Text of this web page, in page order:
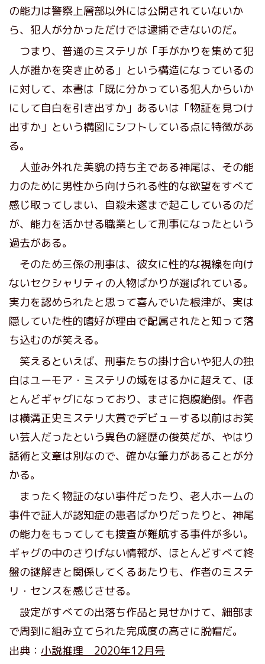
の能力は警察上層部以外には公開されていないか
ら、犯人が分かっただけでは逮捕できないのだ。
つまり、普通のミステリが「手がかりを集めて犯
人が誰かを突き止める」という構造になっているの
に対して、本書は「既に分かっている犯人からいか
にして自白を引き出すか」あるいは「物証を見つけ
出すか」という構図にシフトしている点に特徴があ
る。
人並み外れた美貌の持ち主である神尾は、その能
力のために男性から向けられる性的な欲望をすべて
感じ取ってしまい、自殺未遂まで起こしているのだ
が、能力を活かせる職業として刑事になったという
過去がある。
そのため三係の刑事は、彼女に性的な視線を向け
ないセクシャリティの人物ばかりが選ばれている。
実力を認められたと思って喜んでいた根津が、実は
隠していた性的嗜好が理由で配属されたと知って落
ち込むのが笑える。
笑えるといえば、刑事たちの掛け合いや犯人の独
白はユーモア・ミステリの域をはるかに超えて、ほ
とんどギャグになっており、まさに抱腹絶倒。作者
は横溝正史ミステリ大賞でデビューする以前はお笑
い芸人だったという異色の経歴の俊英だが、やはり
話術と文章は別なので、確かな筆力があることが分
かる。
まったく物証のない事件だったり、老人ホームの
事件で証人が認知症の患者ばかりだったりと、神尾
の能力をもってしても捜査が難航する事件が多い。
ギャグの中のさりげない情報が、ほとんどすべて終
盤の謎解きと関係してくるあたりも、作者のミステ
リ・センスを感じさせる。
設定がすべての出落ち作品と見せかけて、細部ま
で周到に組み立てられた完成度の高さに脱帽だ。
出典： 小説推理 2020年12月号